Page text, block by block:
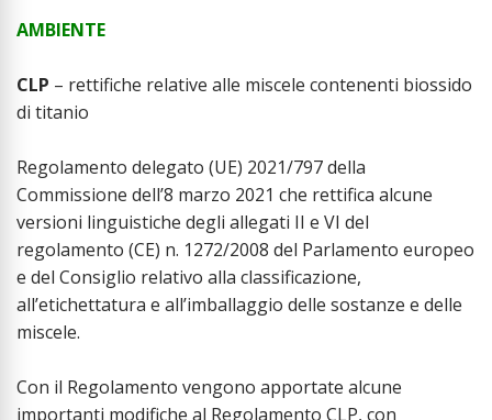
AMBIENTE
CLP – rettifiche relative alle miscele contenenti biossido
di titanio
Regolamento delegato (UE) 2021/797 della
Commissione dell’8 marzo 2021 che rettifica alcune
versioni linguistiche degli allegati II e VI del
regolamento (CE) n. 1272/2008 del Parlamento europeo
e del Consiglio relativo alla classificazione,
all’etichettatura e all’imballaggio delle sostanze e delle
miscele.
Con il Regolamento vengono apportate alcune
importanti modifiche al Regolamento CLP, con